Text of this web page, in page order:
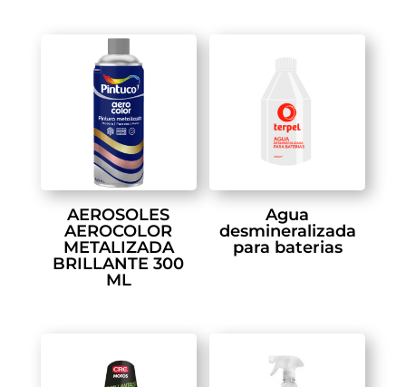
AEROSOLES
AEROCOLOR
METALIZADA
BRILLANTE 300
ML
Agua
desmineralizada
para baterias